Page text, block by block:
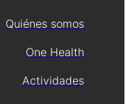
Quiénes somos
One Health
Actividades